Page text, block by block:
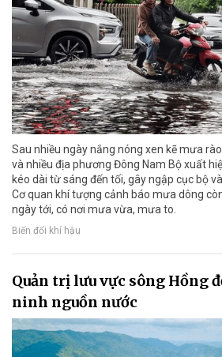
Sau nhiều ngày nắng nóng xen kẽ mưa
và nhiều địa phương Đông Nam Bộ xuất
kéo dài từ sáng đến tối, gây ngập cục bộ
Cơ quan khí tượng cảnh báo mưa dông
ngày tới, có nơi mưa vừa, mưa to.
Biến đổi khí hậu
Quản trị lưu vực sông Hồng
ninh nguồn nước